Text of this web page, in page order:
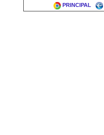
PRINCIPAL